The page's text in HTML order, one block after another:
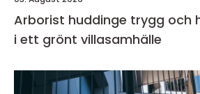
Arborist huddinge trygg och hållbar trädvård
i ett grönt villasamhälle